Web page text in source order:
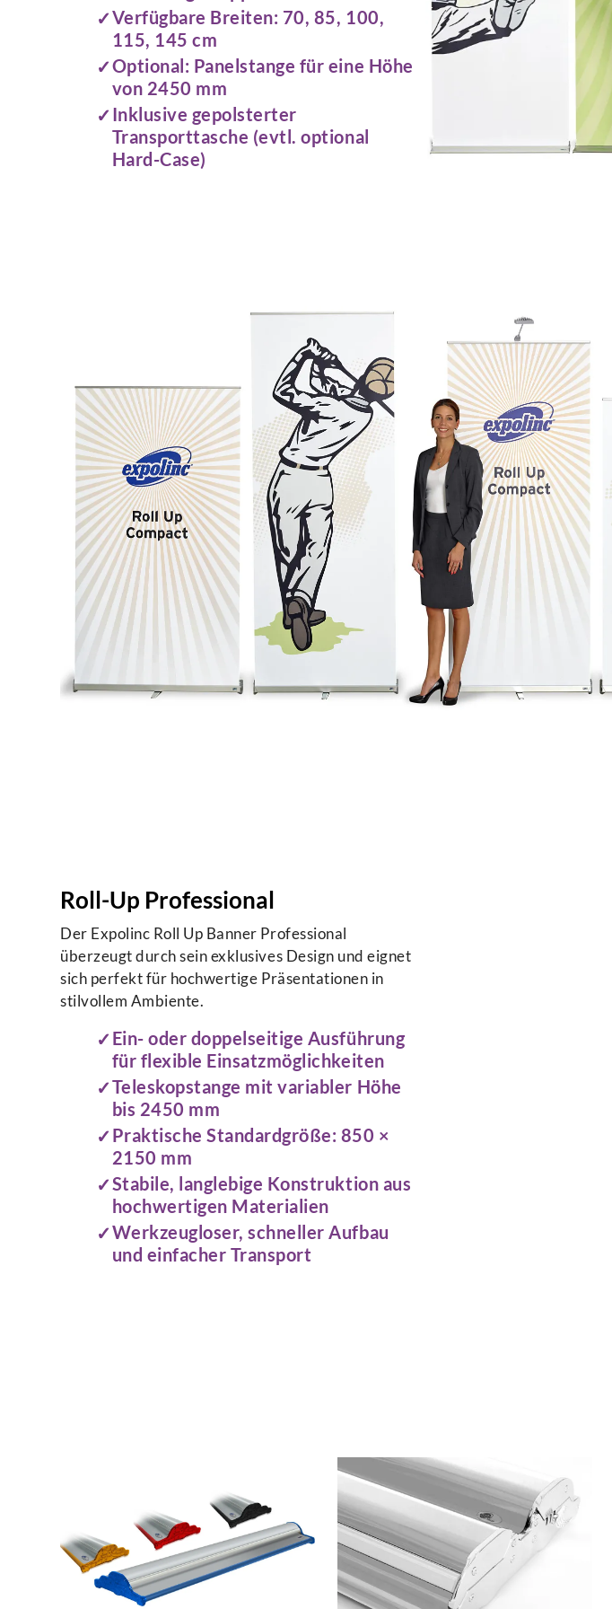
Verfügbare Breiten: 70, 85, 100,
115, 145 cm
Optional: Panelstange für eine Höhe
von 2450 mm
Inklusive gepolsterter
Transporttasche (evtl. optional
Hard-Case)
Roll-Up Professional
Der Expolinc Roll Up Banner Professional
überzeugt durch sein exklusives Design und eignet
sich perfekt für hochwertige Präsentationen in
stilvollem Ambiente.
Ein- oder doppelseitige Ausführung
für flexible Einsatzmöglichkeiten
Teleskopstange mit variabler Höhe
bis 2450 mm
Praktische Standardgröße: 850 ×
2150 mm
Stabile, langlebige Konstruktion aus
hochwertigen Materialien
Werkzeugloser, schneller Aufbau
und einfacher Transport